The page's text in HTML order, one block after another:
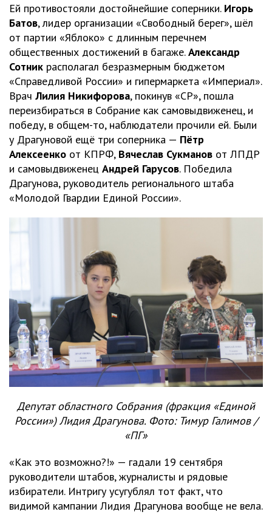
Ей противостояли достойнейшие соперники. Игорь
Батов, лидер организации «Свободный берег», шёл
от партии «Яблоко» с длинным перечнем
общественных достижений в багаже.Александр
Сотник располагал безразмерным бюджетом
«Справедливой России» и гипермаркета «Империал».
Врач Лилия Никифорова, покинув «СР», пошла
переизбираться в Собрание как самовыдвиженец, и
победу, в общем-то, наблюдатели прочили ей. Были
у Драгуновой ещё три соперника — Пётр
Алексеенко от КПРФ, Вячеслав Сукманов от ЛПДР
и самовыдвиженец Андрей Гарусов. Победила
Драгунова, руководитель регионального штаба
«Молодой Гвардии Единой России».
Депутат областного Собрания (фракция «Единой
России») Лидия Драгунова. Фото: Тимур Галимов /
«ПГ»
«Как это возможно?!» — гадали 19 сентября
руководители штабов, журналисты и рядовые
избиратели. Интригу усугублял тот факт, что
видимой кампании Лидия Драгунова вообще не вела.